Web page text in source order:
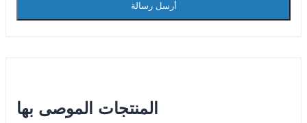
أرسل رسالة
المنتجات الموصى بها